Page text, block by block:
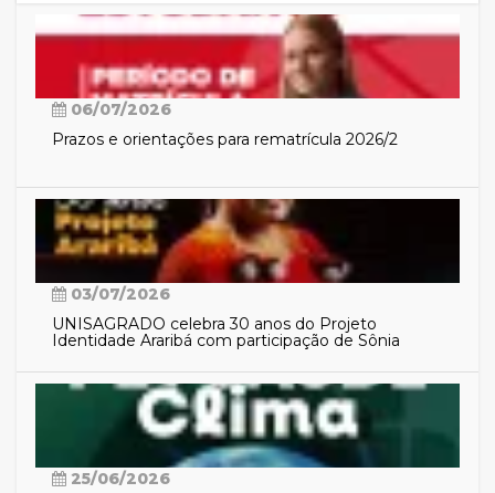
06/07/2026
Prazos e orientações para rematrícula 2026/2
03/07/2026
UNISAGRADO celebra 30 anos do Projeto
Identidade Araribá com participação de Sônia
25/06/2026